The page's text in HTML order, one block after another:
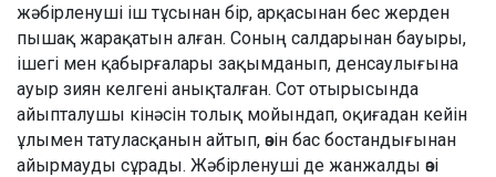
жәбірленуші іш тұсынан бір, арқасынан бес жерден
пышақ жарақатын алған. Соның салдарынан бауыры,
ішегі мен қабырғалары зақымданып, денсаулығына
ауыр зиян келгені анықталған. Сот отырысында
айыпталушы кінәсін толық мойындап, оқиғадан кейін
ұлымен татуласқанын айтып, өзін бас бостандығынан
айырмауды сұрады. Жәбірленуші де жанжалды өзі